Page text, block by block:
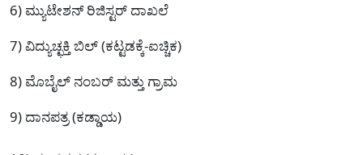
6) ಮ್ಯುಟೇಶನ್ ರಿಜಿಸ್ಟರ್ ದಾಖಲೆ
7) ವಿದ್ಯುಚ್ಛಕ್ತಿ ಬಿಲ್ (ಕಟ್ಟಡಕ್ಕೆ-ಐಚ್ಚಿಕ)
8) ಮೊಬೈಲ್ ನಂಬರ್ ಮತ್ತು ಗ್ರಾಮ
9) ದಾನಪತ್ರ (ಕಡ್ಡಾಯ)